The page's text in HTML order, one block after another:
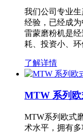
我们公司专业
经验，已经成
雷蒙磨粉机是
耗、投资小、
了解详情
MTW 系列
MTW系列欧式
术水平，拥有